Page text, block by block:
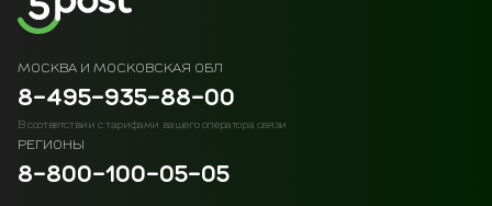
МОСКВА И МОСКОВСКАЯ ОБЛ
8-495-935-88-00
В соответствии с тарифами вашего оператора связи
РЕГИОНЫ
8-800-100-05-05